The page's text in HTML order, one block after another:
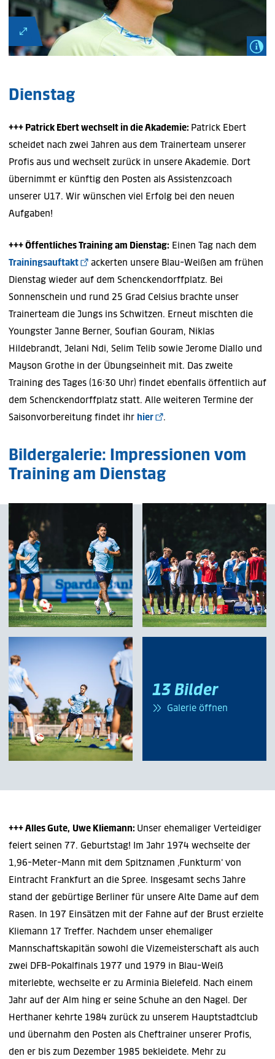
Dienstag
+++ Patrick Ebert wechselt in die Akademie: Patrick Ebert
scheidet nach zwei Jahren aus dem Trainerteam unserer
Profis aus und wechselt zurück in unsere Akademie. Dort
übernimmt er künftig den Posten als Assistenzcoach
unserer U17. Wir wünschen viel Erfolg bei den neuen
Aufgaben!
+++ Öffentliches Training am Dienstag: Einen Tag nach dem
Trainingsauftakt
ackerten unsere Blau-Weißen am frühen
Dienstag wieder auf dem Schenckendorffplatz. Bei
Sonnenschein und rund 25 Grad Celsius brachte unser
Trainerteam die Jungs ins Schwitzen. Erneut mischten die
Youngster Janne Berner, Soufian Gouram, Niklas
Hildebrandt, Jelani Ndi, Selim Telib sowie Jerome Diallo und
Mayson Grothe in der Übungseinheit mit. Das zweite
Training des Tages (16:30 Uhr) findet ebenfalls öffentlich auf
dem Schenckendorffplatz statt. Alle weiteren Termine der
Saisonvorbereitung findet ihr hier .
Bildergalerie: Impressionen vom
Training am Dienstag
13 Bilder
Galerie öffnen
+++ Alles Gute, Uwe Kliemann: Unser ehemaliger Verteidiger
feiert seinen 77. Geburtstag! Im Jahr 1974 wechselte der
1,96-Meter-Mann mit dem Spitznamen ‚Funkturm‘ von
Eintracht Frankfurt an die Spree. Insgesamt sechs Jahre
stand der gebürtige Berliner für unsere Alte Dame auf dem
Rasen. In 197 Einsätzen mit der Fahne auf der Brust erzielte
Kliemann 17 Treffer. Nachdem unser ehemaliger
Mannschaftskapitän sowohl die Vizemeisterschaft als auch
zwei DFB-Pokalfinals 1977 und 1979 in Blau-Weiß
miterlebte, wechselte er zu Arminia Bielefeld. Nach einem
Jahr auf der Alm hing er seine Schuhe an den Nagel. Der
Herthaner kehrte 1984 zurück zu unserem Hauptstadtclub
und übernahm den Posten als Cheftrainer unserer Profis,
den er bis zum Dezember 1985 bekleidete. Mehr zu